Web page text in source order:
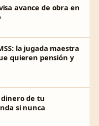
avance de obra en
la jugada maestra
quieren pensión y
de tu
si nunca